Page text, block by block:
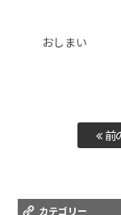
おしまい
前
カテゴリー